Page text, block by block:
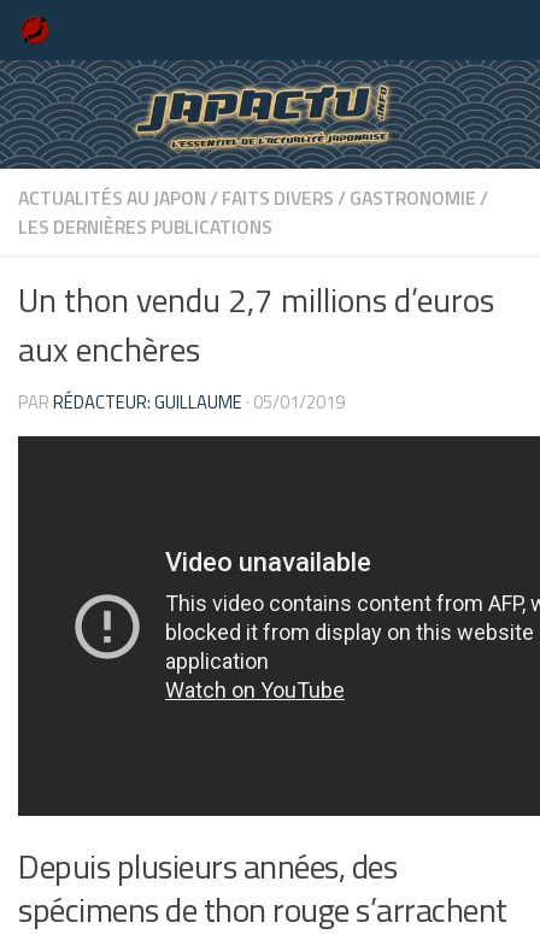
Skip to content
ACTUALITÉS AU JAPON/FAITS DIVERS/GASTRONOMIE/
LES DERNIÈRES PUBLICATIONS
Un thon vendu 2,7 millions d’euros
aux enchères
PARRÉDACTEUR: GUILLAUME · 05/01/2019
Depuis plusieurs années, des
spécimens de thon rouge s’arrachent